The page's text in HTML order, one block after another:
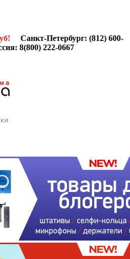
Санкт-Петербург: (812) 600-
8(800) 222-0667